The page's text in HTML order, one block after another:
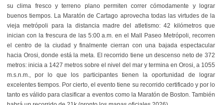
su clima fresco y terreno plano permiten correr cómodamente y lograr
buenos tiempos. La Maratón de Cartago aprovecha todas las virtudes de la
vieja metrópoli para la distancia madre del atletismo: 42 kilómetros que
inician con la frescura de las 5:00 a.m. en el Mall Paseo Metrópoli, recorren
el centro de la ciudad y finalmente cierran con una bajada espectacular
hacia Orosi, donde está la meta. El recorrido tiene un descenso neto de 372
metros: inicia a 1427 metros sobre el nivel del mar y termina en Orosi, a 1055
m.s.n.m., por lo que los participantes tienen la oportunidad de lograr
excelentes tiempos. Por cierto, el evento tiene su recorrido certificado y por lo
tanto es válido para clasificar a eventos como la Maratón de Boston. También